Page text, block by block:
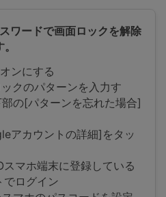
ワードで画面ロックを解除
ンにする
クのパターンを入力す
の[パターンを忘れた場合]
アカウントの詳細]をタッ
スマホ端末に登録している
ログイン